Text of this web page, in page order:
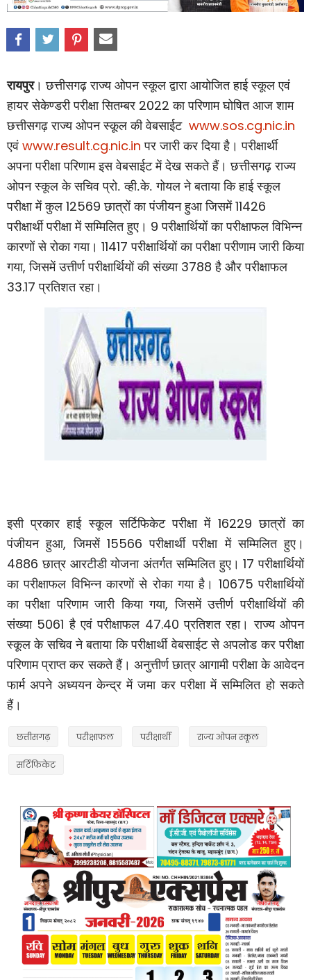
रायपुर। छत्तीसगढ़ राज्य ओपन स्कूल द्वारा आयोजित हाई स्कूल एवं
हायर सेकेण्डरी परीक्षा सितम्बर 2022 का परिणाम घोषित आज शाम
छत्तीसगढ़ राज्य ओपन स्कूल की वेबसाईट www.sos.cg.nic.in
एवं www.result.cg.nic.in पर जारी कर दिया है। परीक्षार्थी
अपना परीक्षा परिणाम इस वेबसाईट में देख सकते हैं।छत्तीसगढ़ राज्य
ओपन स्कूल के सचिव प्रो. व्ही.के. गोयल ने बताया कि हाई स्कूल
परीक्षा में कुल 12569 छात्रों का पंजीयन हुआ जिसमें 11426
परीक्षार्थी परीक्षा में सम्मिलित हुए। 9 परीक्षार्थियों का परीक्षाफल विभिन्न
कारणों से रोका गया। 11417 परीक्षार्थियों का परीक्षा परीणाम जारी किया
गया,जिसमें उत्तीर्ण परीक्षार्थियों की संख्या 3788 है और परीक्षाफल
33.17 प्रतिशत रहा।
इसी प्रकार हाई स्कूल सर्टिफिकेट परीक्षा में 16229 छात्रों का
पंजीयन हुआ,जिमसें 15566 परीक्षार्थी परीक्षा में सम्मिलित हुए।
4886 छात्र आरटीडी योजना अंतर्गत सम्मिलित हुए।17 परीक्षार्थियों
का परीक्षाफल विभिन्न कारणों से रोका गया है। 10675 परीक्षार्थियों
का परीक्षा परिणाम जारी किया गया,जिसमें उत्तीर्ण परीक्षार्थियों की
संख्या 5061 है एवं परीक्षाफल 47.40 प्रतिशत रहा। राज्य ओपन
स्कूल के सचिव ने बताया कि परीक्षार्थी वेबसाईट से अपलोड कर परीक्षा
परिणाम प्राप्त कर सकते हैं। अनुत्तीर्ण छात्र आगामी परीक्षा के आवेदन
फार्म अपने अध्ययन केन्द्र में जमा कर परीक्षा में सम्मिलित हो सकते
हैं।
छत्तीसगढ़ परीक्षाफल परीक्षार्थी राज्य ओपन स्कूल
सर्टिफिकेट